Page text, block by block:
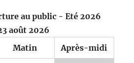
au public - Eté 2026
août 2026
Matin
Après-midi